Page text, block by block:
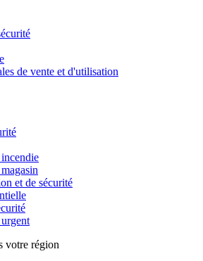
de vente et d'utilisation
et de sécurité
votre région